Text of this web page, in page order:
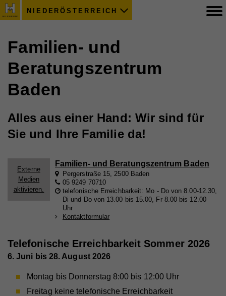
NIEDERÖSTERREICH
Familien- und
Beratungszentrum
Baden
Alles aus einer Hand: Wir sind für
Sie und Ihre Familie da!
Externe
Medien
aktivieren.
Familien- und Beratungszentrum Baden
Pergerstraße 15, 2500 Baden
05 9249 70710
telefonische Erreichbarkeit: Mo - Do von 8.00-12.30,
Di und Do von 13.00 bis 15.00, Fr 8.00 bis 12.00
Uhr
Kontaktformular
Telefonische Erreichbarkeit Sommer 2026
6. Juni bis 28. August 2026
Montag bis Donnerstag 8:00 bis 12:00 Uhr
Freitag keine telefonische Erreichbarkeit